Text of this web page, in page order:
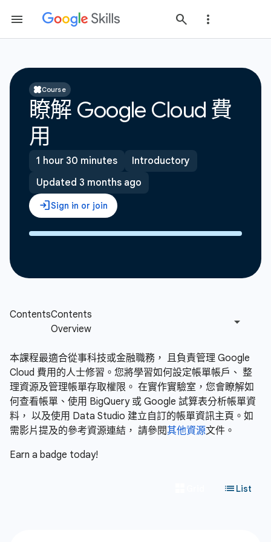
Course
瞭解 Google Cloud 費
用
1 hour 30 minutes
Introductory
Updated 3 months ago
本課程最適合從事科技或金融職務， 且負責管理 Google
Cloud 費用的人士修習。您將學習如何設定帳單帳戶、 整
理資源及管理帳單存取權限。 在實作實驗室，您會瞭解如
何查看帳單、使用 BigQuery 或 Google 試算表分析帳單資
料， 以及使用 Data Studio 建立自訂的帳單資訊主頁。如
需影片提及的參考資源連結， 請參閱其他資源文件。
Earn a badge today!